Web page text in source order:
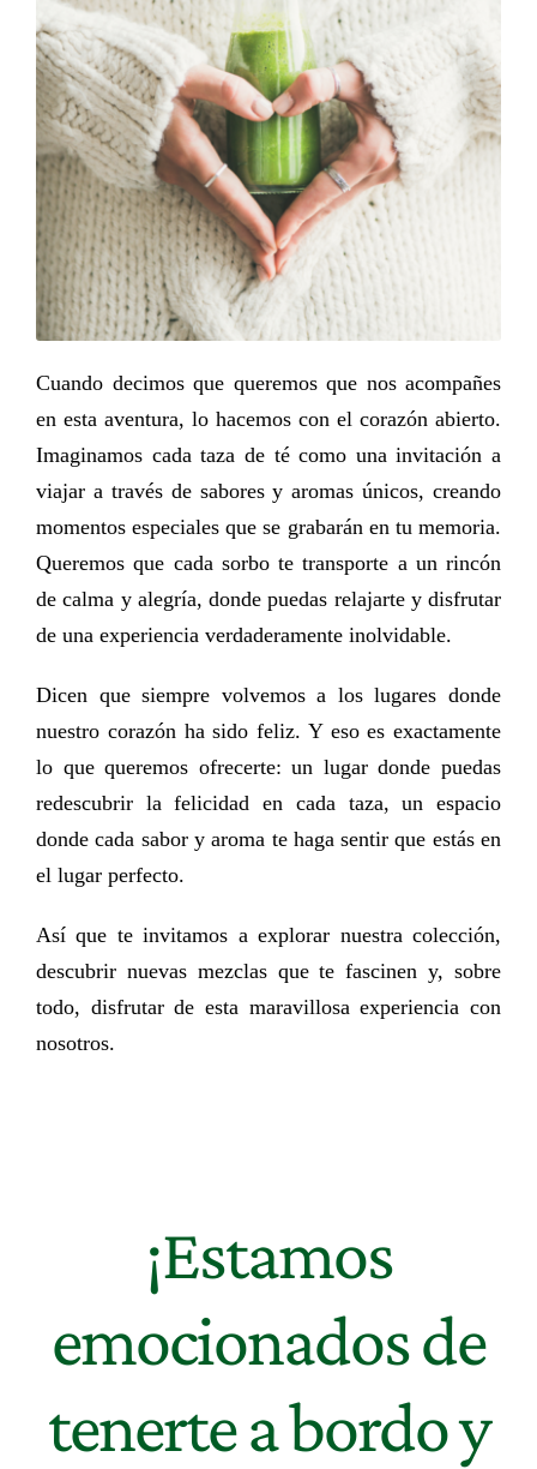
Cuando decimos que queremos que nos acompañes
en esta aventura, lo hacemos con el corazón abierto.
Imaginamos cada taza de té como una invitación a
viajar a través de sabores y aromas únicos, creando
momentos especiales que se grabarán en tu memoria.
Queremos que cada sorbo te transporte a un rincón
de calma y alegría, donde puedas relajarte y disfrutar
de una experiencia verdaderamente inolvidable.
Dicen que siempre volvemos a los lugares donde
nuestro corazón ha sido feliz. Y eso es exactamente
lo que queremos ofrecerte: un lugar donde puedas
redescubrir la felicidad en cada taza, un espacio
donde cada sabor y aroma te haga sentir que estás en
el lugar perfecto.
Así que te invitamos a explorar nuestra colección,
descubrir nuevas mezclas que te fascinen y, sobre
todo, disfrutar de esta maravillosa experiencia con
nosotros.
¡Estamos
emocionados de
tenerte a bordo y